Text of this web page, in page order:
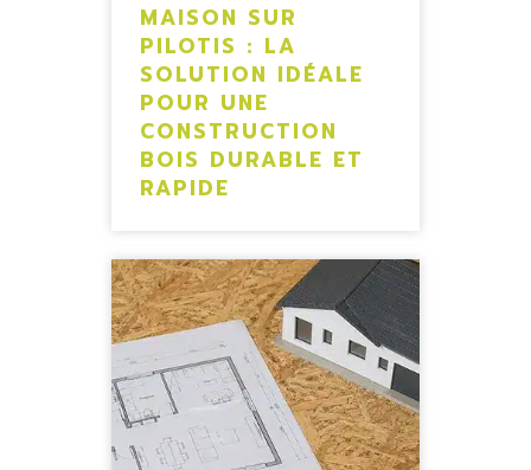
MAISON SUR
PILOTIS : LA
SOLUTION IDÉALE
POUR UNE
CONSTRUCTION
BOIS DURABLE ET
RAPIDE